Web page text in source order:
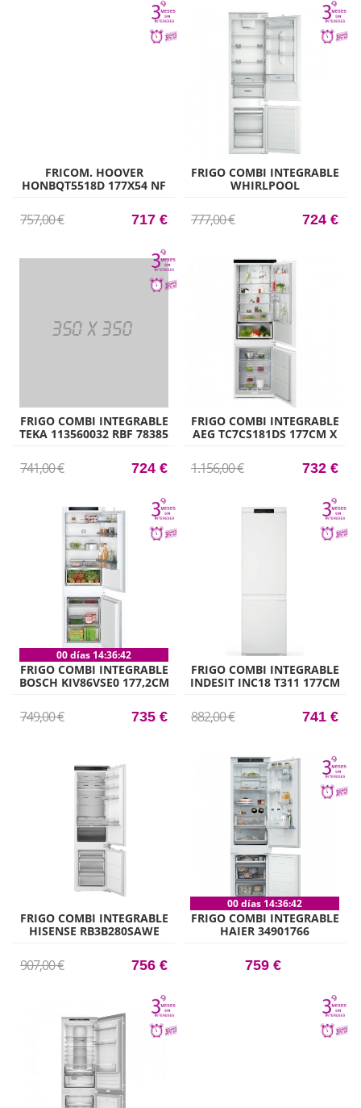
FRICOM. HOOVER
HONBQT5518D 177X54 NF
757,00 € 717 €
FRIGO COMBI INTEGRABLE
WHIRLPOOL
54CM CLASE E
777,00 € 724 €
FRIGO COMBI INTEGRABLE
TEKA 113560032 RBF 78385
741,00 € 724 €
FRIGO COMBI INTEGRABLE
AEG TC7CS181DS 177CM X
1.156,00 € 732 €
00 días 14:36:41
FRIGO COMBI INTEGRABLE
BOSCH KIV86VSE0 177,2CM
VITAFRESH
749,00 € 735 €
FRIGO COMBI INTEGRABLE
INDESIT INC18 T311 177CM
882,00 € 741 €
FRIGO COMBI INTEGRABLE
HISENSE RB3B280SAWE
907,00 € 756 €
00 días 14:36:41
FRIGO COMBI INTEGRABLE
HAIER 34901766
CLASE E
759 €